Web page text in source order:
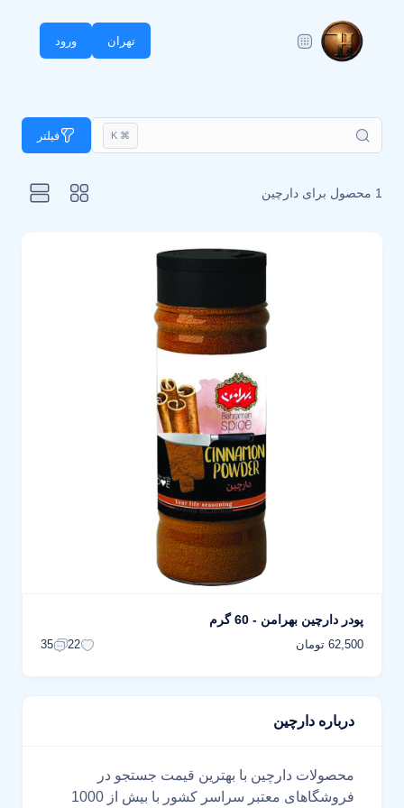
تهران ورود
⌘ K فیلتر
1 محصول برای دارچین
پودر دارچین بهرامن - 60 گرم
62,500 تومان 22
35
درباره دارچین
محصولات دارچین با بهترین قیمت جستجو در
فروشگاهای معتبر سراسر کشور با بیش از 1000